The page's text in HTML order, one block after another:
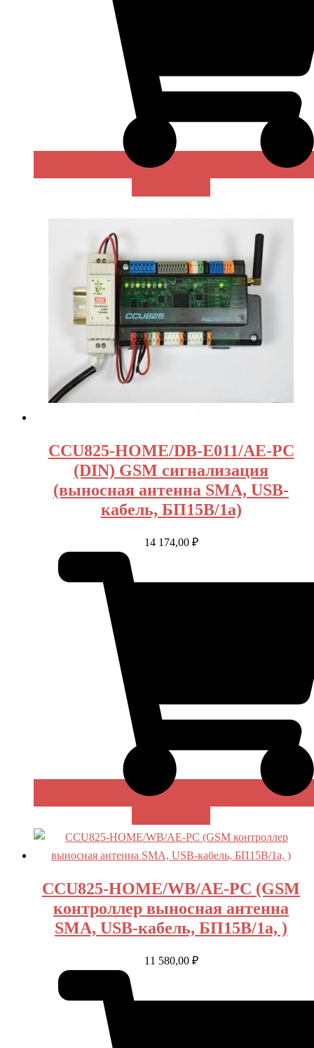
CCU825-HOME/DB-E011/AE-PC
(DIN) GSM сигнализация
(выносная антенна SMA, USB-
кабель, БП15В/1а)
14 174,00 ₽
CCU825-HOME/WB/AE-PC (GSM
контроллер выносная антенна
SMA, USB-кабель, БП15В/1а, )
11 580,00 ₽